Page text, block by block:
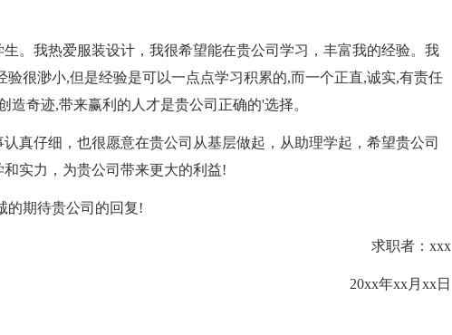
我热爱服装设计，我很希望能在贵公司学习，丰富我的经验。我
验很渺小,但是经验是可以一点点学习积累的,而一个正直,诚实,有责任
造奇迹,带来赢利的人才是贵公司正确的'选择。
仔细，也很愿意在贵公司从基层做起，从助理学起，希望贵公司
实力，为贵公司带来更大的利益!
期待贵公司的回复!
求职者：xxx
20xx年xx月xx日